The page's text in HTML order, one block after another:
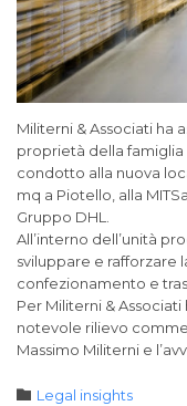
Militerni & Associati ha
proprietà della famiglia
condotto alla nuova
mq a Piotello, alla
Gruppo DHL.
All’interno dell’unità
sviluppare e rafforzare
confezionamento e
Per Militerni &
notevole rilievo
Massimo Militerni e
 Category
Legal insights